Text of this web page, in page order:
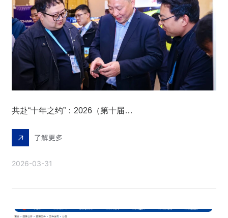
2026-03-31
共赴“十年之约”：2026（第十届）商用航空发动机技术大会盛大启幕！
了解更多